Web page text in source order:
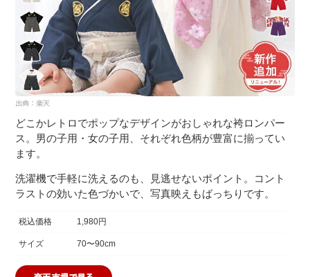
どこかレトロでポップなデザインがおしゃれな袴ロンパー
ス。男の子用・女の子用、それぞれ色柄が豊富に揃ってい
ます。
洗濯機で手軽に洗えるのも、見逃せないポイント。コント
ラストの効いた色づかいで、写真映えもばっちりです。
税込価格 1,980円
サイズ 70〜90cm